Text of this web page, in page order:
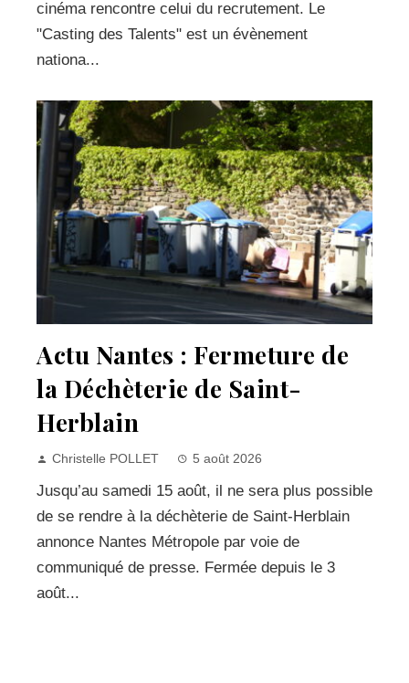
cinéma rencontre celui du recrutement. Le
"Casting des Talents" est un évènement
nationa...
Actu Nantes : Fermeture de
la Déchèterie de Saint-
Herblain
Christelle POLLET 5 août 2026
Jusqu’au samedi 15 août, il ne sera plus possible
de se rendre à la déchèterie de Saint-Herblain
annonce Nantes Métropole par voie de
communiqué de presse. Fermée depuis le 3
août...